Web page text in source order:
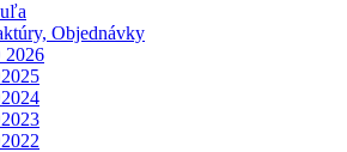
Objednávky
2026